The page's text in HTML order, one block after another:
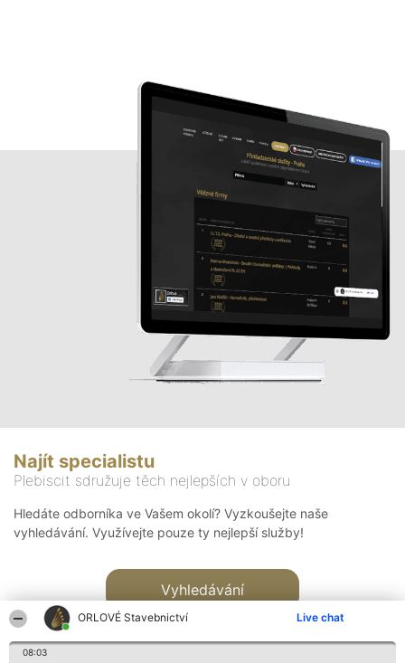
ORLOVÉ Stavebnictví Live chat
08:03
Najít specialistu
Plebiscit sdružuje těch nejlepších v oboru
Hledáte odborníka ve Vašem okolí? Vyzkoušejte naše
vyhledávání. Využívejte pouze ty nejlepší služby!
Vyhledávání